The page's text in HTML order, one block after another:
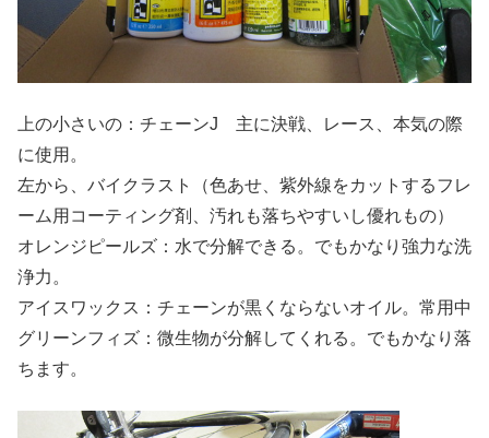
上の小さいの：チェーンJ 主に決戦、レース、本気の際
に使用。
左から、バイクラスト（色あせ、紫外線をカットするフレ
ーム用コーティング剤、汚れも落ちやすいし優れもの）
オレンジピールズ：水で分解できる。でもかなり強力な洗
浄力。
アイスワックス：チェーンが黒くならないオイル。常用中
グリーンフィズ：微生物が分解してくれる。でもかなり落
ちます。